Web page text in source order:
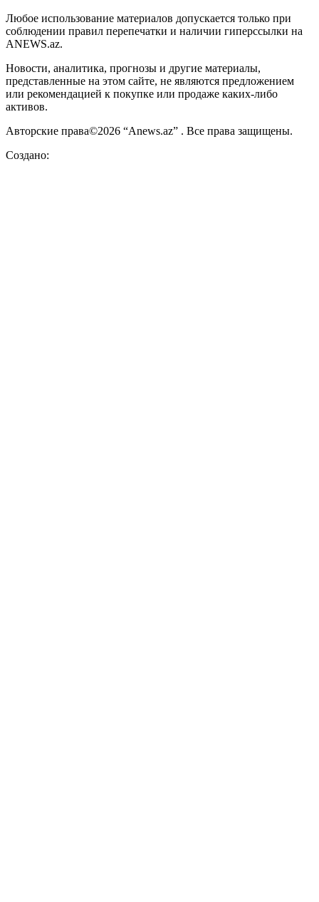
Любое использование материалов допускается только при
соблюдении правил перепечатки и наличии гиперссылки на
ANEWS.az.
Новости, аналитика, прогнозы и другие материалы,
представленные на этом сайте, не являются предложением
или рекомендацией к покупке или продаже каких-либо
активов.
Авторские права©2026 “Anews.az” . Все права защищены.
Создано: